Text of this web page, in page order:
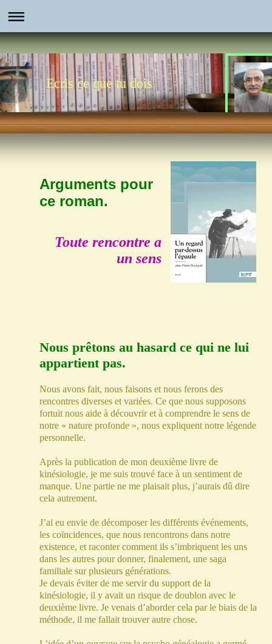
Ecris ce que tu dois
Arguments pour
ce roman.
Toute rencontre a
un sens
Nous prêtons au hasard ce qui ne lui
appartient pas.
Nous avons fait, nous faisons et nous ferons des
rencontres diverses et variées. Ce que nous supposons
fortuit nous aide à découvrir et à comprendre le sens de
notre « nature profonde », nous expliquent notre légende
personnelle.
Après la publication de mon deuxième livre de
kinésiologie, je me suis trouvé face à un sentiment de
manque. Une partie ne me plaisait plus, j’aurais dû dire
cela autrement.
J’ai eu envie de décomposer les différents événements,
les coïncidences, que nous rencontrons dans notre
existence, et raconter comment ils s’imbriquent les uns
dans les autres pour donner, finalement, une saga
familiale sur plusieurs générations.
Je devais éviter de me servir du support de la
kinésiologie, il y avait un risque de doublon avec le
deuxième livre. Je venais d’aborder cela par le biais de la
méthode, il me fallait trouver autre chose.